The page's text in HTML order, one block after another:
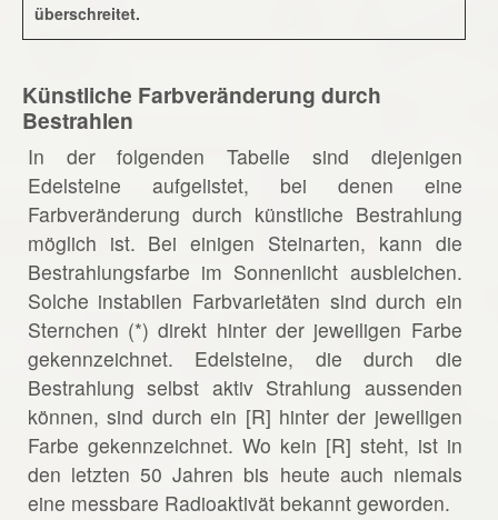
überschreitet.
Künstliche Farbveränderung durch
Bestrahlen
In der folgenden Tabelle sind diejenigen
Edelsteine aufgelistet, bei denen eine
Farbveränderung durch künstliche Bestrahlung
möglich ist. Bei einigen Steinarten, kann die
Bestrahlungsfarbe im Sonnenlicht ausbleichen.
Solche instabilen Farbvarietäten sind durch ein
Sternchen (*) direkt hinter der jeweiligen Farbe
gekennzeichnet. Edelsteine, die durch die
Bestrahlung selbst aktiv Strahlung aussenden
können, sind durch ein [R] hinter der jeweiligen
Farbe gekennzeichnet. Wo kein [R] steht, ist in
den letzten 50 Jahren bis heute auch niemals
eine messbare Radioaktivät bekannt geworden.